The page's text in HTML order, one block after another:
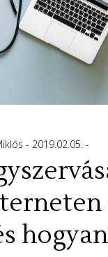
2019.02.05.